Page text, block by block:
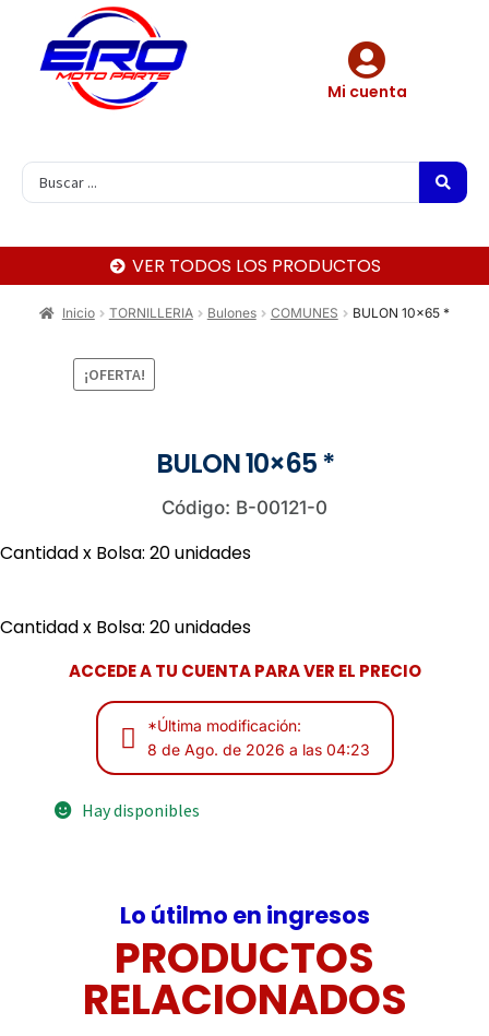
Mi cuenta
VER TODOS LOS PRODUCTOS
Inicio TORNILLERIA Bulones COMUNES BULON 10×65 *
¡OFERTA!
BULON 10×65 *
Código: B-00121-0
Cantidad x Bolsa: 20 unidades
Cantidad x Bolsa: 20 unidades
ACCEDE A TU CUENTA PARA VER EL PRECIO
*Última modificación:
8 de Ago. de 2026 a las 04:23
Hay disponibles
Lo útilmo en ingresos
PRODUCTOS
RELACIONADOS